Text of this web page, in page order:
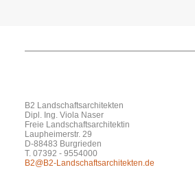
B2 Landschaftsarchitekten
Dipl. Ing. Viola Naser
Freie Landschaftsarchitektin
Laupheimerstr. 29
D-88483 Burgrieden
T. 07392 - 9554000
B2@B2-Landschaftsarchitekten.de